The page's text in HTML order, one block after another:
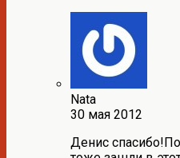
Nata
30 мая 2012
Денис